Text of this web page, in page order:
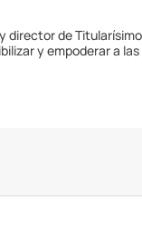
director de
y empoderar a